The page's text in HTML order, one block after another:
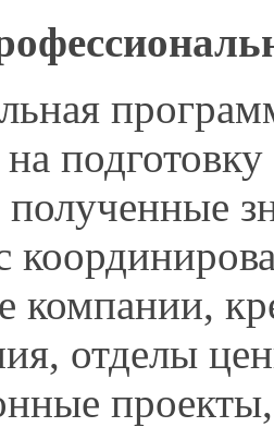
компании,
отделы